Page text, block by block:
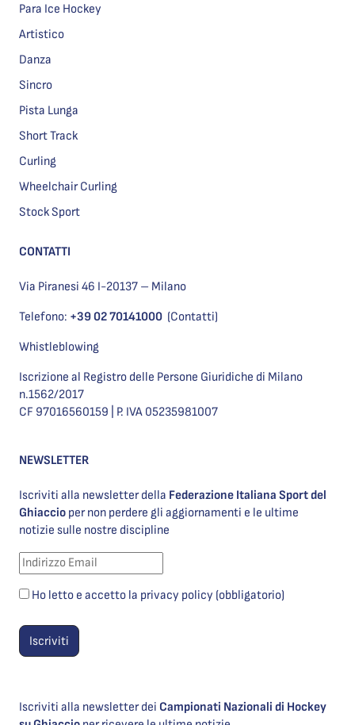
Para Ice Hockey
Artistico
Danza
Sincro
Pista Lunga
Short Track
Curling
Wheelchair Curling
Stock Sport
CONTATTI
Via Piranesi 46 I-20137 – Milano
Telefono: +39 02 70141000 (Contatti)
Whistleblowing
Iscrizione al Registro delle Persone Giuridiche di Milano
n.1562/2017
CF 97016560159 | P. IVA 05235981007
NEWSLETTER
Iscriviti alla newsletter della Federazione Italiana Sport del
Ghiaccio per non perdere gli aggiornamenti e le ultime
notizie sulle nostre discipline
Ho letto e accetto la privacy policy (obbligatorio)
Iscriviti alla newsletter dei Campionati Nazionali di Hockey